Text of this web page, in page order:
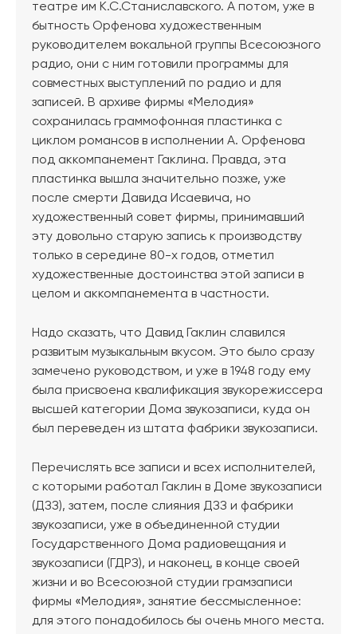
театре им К.С.Станиславского. А потом, уже в
бытность Орфенова художественным
руководителем вокальной группы Всесоюзного
радио, они с ним готовили программы для
совместных выступлений по радио и для
записей. В архиве фирмы «Мелодия»
сохранилась граммофонная пластинка с
циклом романсов в исполнении А. Орфенова
под аккомпанемент Гаклина. Правда, эта
пластинка вышла значительно позже, уже
после смерти Давида Исаевича, но
художественный совет фирмы, принимавший
эту довольно старую запись к производству
только в середине 80-х годов, отметил
художественные достоинства этой записи в
целом и аккомпанемента в частности.
Надо сказать, что Давид Гаклин славился
развитым музыкальным вкусом. Это было сразу
замечено руководством, и уже в 1948 году ему
была присвоена квалификация звукорежиссера
высшей категории Дома звукозаписи, куда он
был переведен из штата фабрики звукозаписи.
Перечислять все записи и всех исполнителей,
с которыми работал Гаклин в Доме звукозаписи
(ДЗЗ), затем, после слияния ДЗЗ и фабрики
звукозаписи, уже в объединенной студии
Государственного Дома радиовещания и
звукозаписи (ГДРЗ), и наконец, в конце своей
жизни и во Всесоюзной студии грамзаписи
фирмы «Мелодия», занятие бессмысленное:
для этого понадобилось бы очень много места.